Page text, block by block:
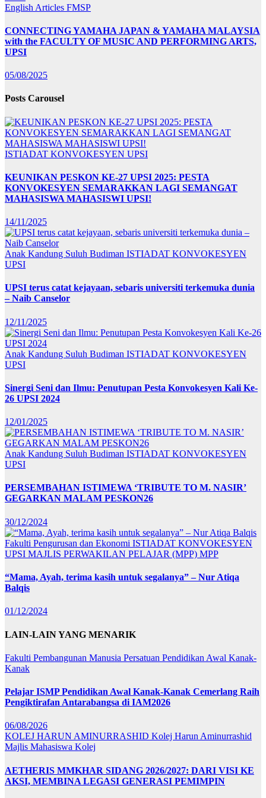
English Articles FMSP
CONNECTING YAMAHA JAPAN & YAMAHA MALAYSIA
with the FACULTY OF MUSIC AND PERFORMING ARTS,
UPSI
05/08/2025
Posts Carousel
ISTIADAT KONVOKESYEN UPSI
KEUNIKAN PESKON KE-27 UPSI 2025: PESTA
KONVOKESYEN SEMARAKKAN LAGI SEMANGAT
MAHASISWA MAHASISWI UPSI!
14/11/2025
Anak Kandung Suluh Budiman ISTIADAT KONVOKESYEN
UPSI
UPSI terus catat kejayaan, sebaris universiti terkemuka dunia
– Naib Canselor
12/11/2025
Anak Kandung Suluh Budiman ISTIADAT KONVOKESYEN
UPSI
Sinergi Seni dan Ilmu: Penutupan Pesta Konvokesyen Kali Ke-
26 UPSI 2024
12/01/2025
Anak Kandung Suluh Budiman ISTIADAT KONVOKESYEN
UPSI
PERSEMBAHAN ISTIMEWA ‘TRIBUTE TO M. NASIR’
GEGARKAN MALAM PESKON26
30/12/2024
Fakulti Pengurusan dan Ekonomi ISTIADAT KONVOKESYEN
UPSI MAJLIS PERWAKILAN PELAJAR (MPP) MPP
“Mama, Ayah, terima kasih untuk segalanya” – Nur Atiqa
Balqis
01/12/2024
LAIN-LAIN YANG MENARIK
Fakulti Pembangunan Manusia Persatuan Pendidikan Awal Kanak-
Kanak
Pelajar ISMP Pendidikan Awal Kanak-Kanak Cemerlang Raih
Pengiktirafan Antarabangsa di IAM2026
06/08/2026
KOLEJ HARUN AMINURRASHID Kolej Harun Aminurrashid
Majlis Mahasiswa Kolej
AETHERIS MMKHAR SIDANG 2026/2027: DARI VISI KE
AKSI, MEMBINA LEGASI GENERASI PEMIMPIN